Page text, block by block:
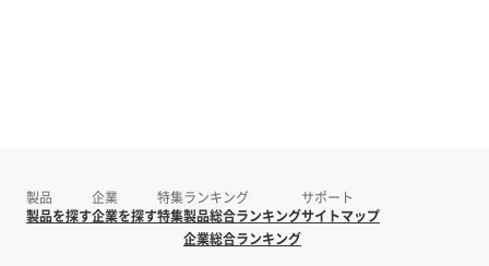
製品
製品を探す
企業
企業を探す
特集
特集
ランキング
製品総合ランキング
企業総合ランキング
サポート
サイトマップ